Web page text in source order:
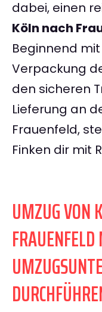
dabei, einen
Köln nach
Beginnend
Verpackung
den sicheren
Lieferung an
Frauenfeld,
Finken dir mit
UMZUG VON